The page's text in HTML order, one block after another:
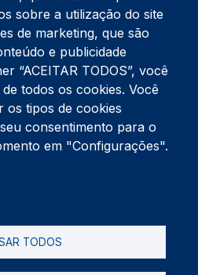
Gafanha da Nazaré
sobre a utilização do site
de marketing, que são
e publicidade
“ACEITAR TODOS”, você
todos os cookies. Você
os tipos de cookies
consentimento para o
em "Configurações".
TODOS